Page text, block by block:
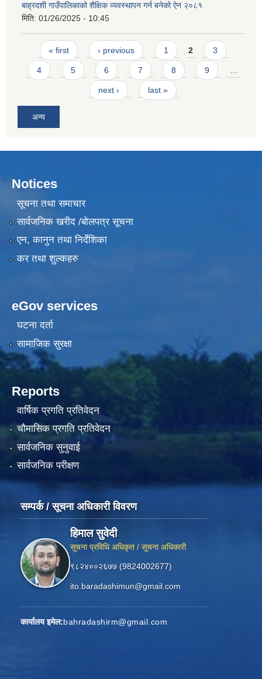
बाह्रदशी गाउँपालिकाको शैक्षिक व्यवस्थापन गर्न बनेको ऐन २०८१
मिति: 01/26/2025 - 10:45
Pages
« first ‹ previous 1 2 3
4 5 6 7 8 9
next › last »
अन्य
Notices
सूचना तथा समाचार
सार्वजनिक खरीद /बोलपत्र सूचना
एन, कानुन तथा निर्देशिका
कर तथा शुल्कहरु
eGov services
घटना दर्ता
सामाजिक सुरक्षा
Reports
वार्षिक प्रगति प्रतिवेदन
चौमासिक प्रगति प्रतिवेदन
सार्वजनिक सुनुवाई
सार्वजनिक परीक्षण
सम्पर्क / सूचना अधिकारी विवरण
हिमाल सुवेदी
सूचना प्रविधि अधिकृत / सूचना अधिकारी
९८२४००२६७७ (9824002677)
ito.baradashimun@gmail.com
कार्यालय इमेल:bahradashirm@gmail.com